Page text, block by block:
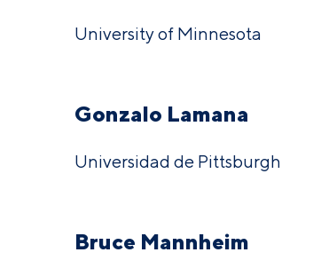
University of Minnesota
Gonzalo Lamana
Universidad de Pittsburgh
Bruce Mannheim